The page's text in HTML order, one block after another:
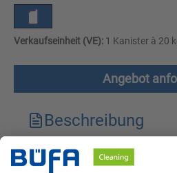
Verkaufseinheit (VE): 1 Kanister à 20
Angebot
Beschreibung
Technische